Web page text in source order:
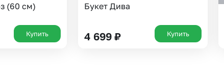
(60 см)
Купить
Букет Дива
4 699 ₽ Купить